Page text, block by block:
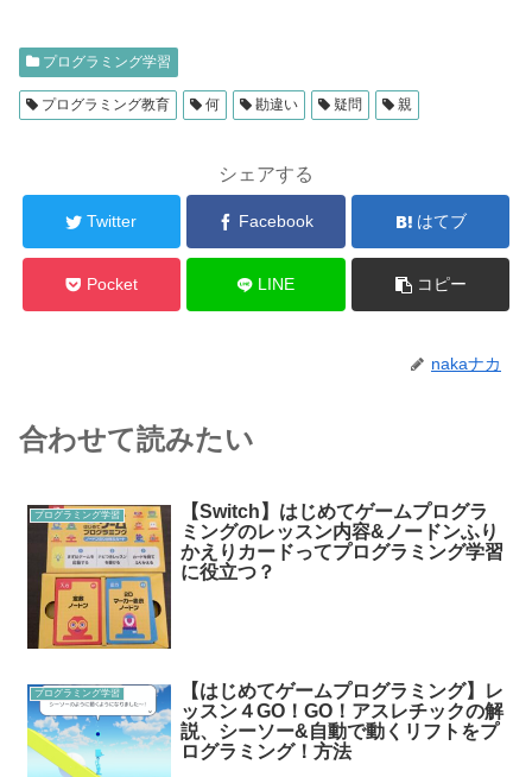
プログラミング学習
プログラミング教育 何 勘違い 疑問 親
シェアする
Twitter Facebook はてブ
Pocket LINE コピー
nakaナカ
合わせて読みたい
プログラミング学習
【Switch】はじめてゲームプログラ
ミングのレッスン内容&ノードンふり
かえりカードってプログラミング学習
に役立つ？
プログラミング学習
【はじめてゲームプログラミング】レ
ッスン４GO！GO！アスレチックの解
説、シーソー&自動で動くリフトをプ
ログラミング！方法